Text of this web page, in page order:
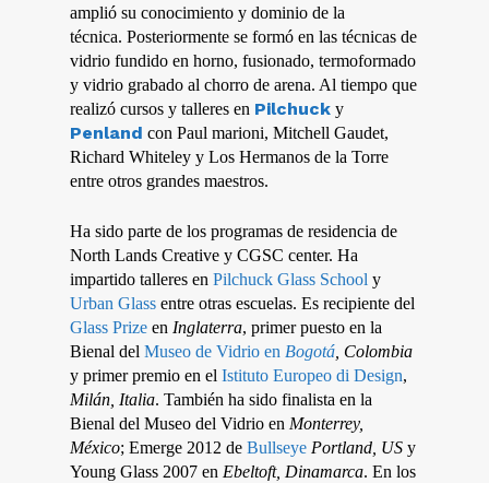
amplió su conocimiento y dominio de la
técnica.Posteriormente se formó en las técnicas de
vidrio fundido en horno, fusionado, termoformado
y vidrio grabado al chorro de arena. Al tiempo que
realizó cursos y talleres en Pilchuck y
Penland con Paul marioni, Mitchell Gaudet,
Richard Whiteley y Los Hermanos de la Torre
entre otros grandes maestros.
Ha sido parte de los programas de residencia de
North Lands Creative y CGSC center. Ha
impartido talleres enPilchuck Glass School y
Urban Glass entre otras escuelas. Es recipiente del
Glass Prize en Inglaterra, primer puesto en la
Bienal delMuseo de Vidrio en Bogotá , Colombia
y primer premio en elIstituto Europeo di Design,
Milán, Italia. También ha sido finalista en la
Bienal del Museo del Vidrio en Monterrey,
México; Emerge 2012 deBullseye Portland , US y
Young Glass 2007 en Ebeltoft, Dinamarca. En los